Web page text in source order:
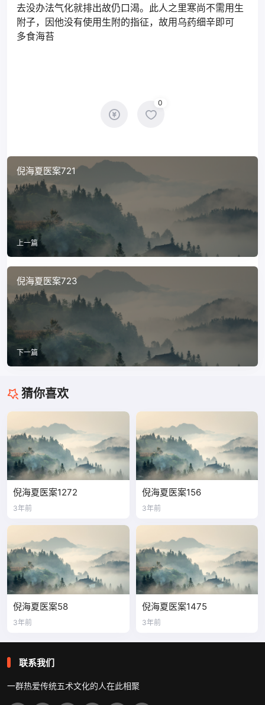
去没办法气化就排出故仍口渴。此人之里寒尚不需用生
附子，因他没有使用生附的指征，故用乌药细辛即可
多食海苔
0
倪海夏医案721
上一篇
倪海夏医案723
下一篇
猜你喜欢
倪海夏医案1272
3年前
倪海夏医案156
3年前
倪海夏医案58
3年前
倪海夏医案1475
3年前
联系我们
一群热爱传统五术文化的人在此相聚